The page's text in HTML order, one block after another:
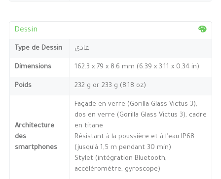
Dessin
Type de Dessin عادي
Dimensions 162.3 x 79 x 8.6 mm (6.39 x 3.11 x 0.34 in)
Poids 232 g or 233 g (8.18 oz)
Architecture
des
smartphones
Façade en verre (Gorilla Glass Victus 3),
dos en verre (Gorilla Glass Victus 3), cadre
en titane
Résistant à la poussière et à l'eau IP68
(jusqu'à 1,5 m pendant 30 min)
Stylet (intégration Bluetooth,
accéléromètre, gyroscope)